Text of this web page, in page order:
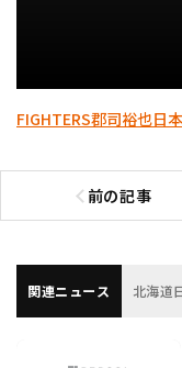
FIGHTERS郡司裕也日
前の記事
前の記事へ
関連ニュース 北海道